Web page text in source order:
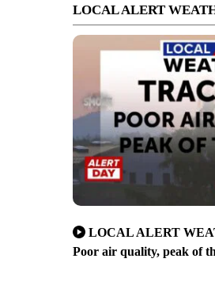
LOCAL ALERT
LOCAL ALERT
Poor air quality, peak of